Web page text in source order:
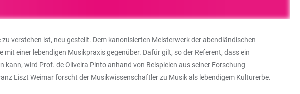
verstehen ist, neu gestellt. Dem kanonisierten Meisterwerk der abendländischen
einer lebendigen Musikpraxis gegenüber. Dafür gilt, so der Referent, dass ein
wird Prof. de Oliveira Pinto anhand von Beispielen aus seiner Forschung
Liszt Weimar forscht der Musikwissenschaftler zu Musik als lebendigem Kulturerbe.